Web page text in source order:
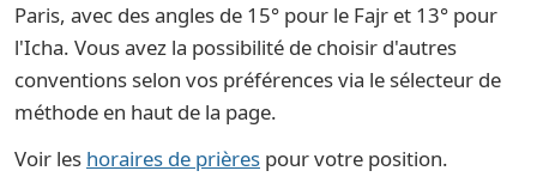
Paris, avec des angles de 15° pour le Fajr et 13° pour
l'Icha. Vous avez la possibilité de choisir d'autres
conventions selon vos préférences via le sélecteur de
méthode en haut de la page.
Voir les horaires de prières pour votre position.